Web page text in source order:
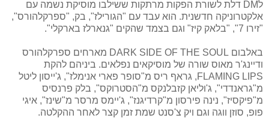
לDM דלת לשורת הפקות מרתקות ששילבו מוסיקת נשמה עם
אלקטרוניקה חדשנית. הוא עבד עם "הגורילז", בק, "ספרקלהורס",
"זירו 7", "בלאק קיז" וגם בצמד שהקים "גנארלז בארקלי".
באלבום DARK SIDE OF THE SOUL מארחים ספרקלהורס
ודיינג'ר מאוס שורה של מוסיקאים נפלאים. ביניהם להקת
FLAMING LIPS, גראף ריס מ"סופר פארי אנימלז", ג'ייסון ליטל
מ"גראנדדי", ג'וליאן קזבלנקס מ"הסטרוקס", בלק פרנסיס
מ"פיקסיז", נינה פירסון מ"קרדיגנז", ג'יימס מרסר מ"שינז", איגי
פופ, סוזן ווגה וגם ויק צ'סנט שמת זמן קצר לאחר ההקלטה.